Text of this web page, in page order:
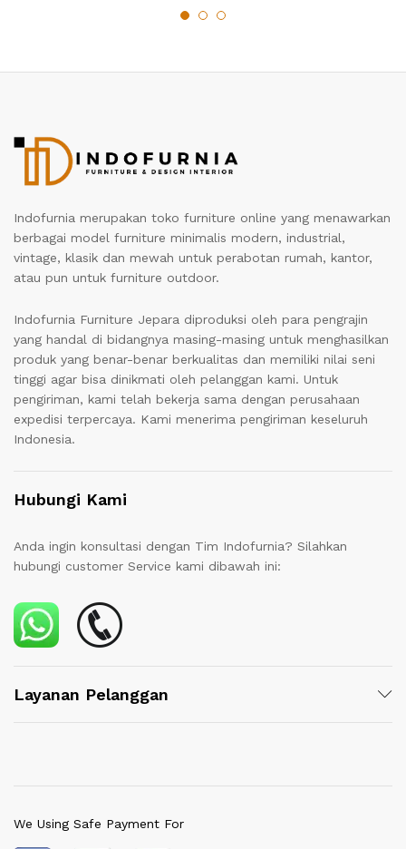
Indofurnia merupakan toko furniture online yang menawarkan
berbagai model furniture minimalis modern, industrial,
vintage, klasik dan mewah untuk perabotan rumah, kantor,
atau pun untuk furniture outdoor.
Indofurnia Furniture Jepara diproduksi oleh para pengrajin
yang handal di bidangnya masing-masing untuk menghasilkan
produk yang benar-benar berkualitas dan memiliki nilai seni
tinggi agar bisa dinikmati oleh pelanggan kami. Untuk
pengiriman, kami telah bekerja sama dengan perusahaan
expedisi terpercaya. Kami menerima pengiriman keseluruh
Indonesia.
Hubungi Kami
Anda ingin konsultasi dengan Tim Indofurnia? Silahkan
hubungi customer Service kami dibawah ini:
Layanan Pelanggan
We Using Safe Payment For